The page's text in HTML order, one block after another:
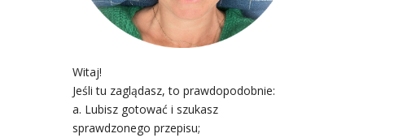
Witaj!
Jeśli tu zaglądasz, to prawdopodobnie:
a. Lubisz gotować i szukasz
sprawdzonego przepisu;